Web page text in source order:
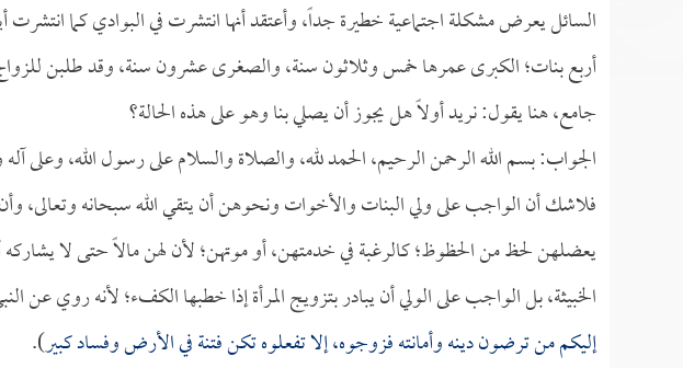
السائل يعرض مشكلة اجتماعية خطيرة جداً، وأعتقد أنها انتشرت في البوادي كما
أربع بنات؛ الكبرى عمرها خمس وثلاثون سنة، والصغرى عشرون سنة، وقد طلبن
جامع، هنا يقول: نريد أولاً هل يجوز أن يصلي بنا وهو على هذه الحالة؟
الجواب: بسم الله الرحمن الرحيم، الحمد لله، والصلاة والسلام على رسول الله، وعلى
فلاشك أن الواجب على ولي البنات والأخوات ونحوهن أن يتقي الله سبحانه
يعضلهن لحظ من الحظوظ؛ كالرغبة في خدمتهن، أو موتهن؛ لأن لهن مالاً حتى لا يشاركه
الخبيثة، بل الواجب على الولي أن يبادر بتزويج المرأة إذا خطبها الكفء؛ لأنه روي عن
إليكم من ترضون دينه وأمانته فزوجوه، إلا تفعلوه تكن فتنة في الأرض وفساد كبير).